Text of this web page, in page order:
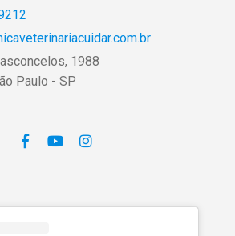
1988
Paulo - SP